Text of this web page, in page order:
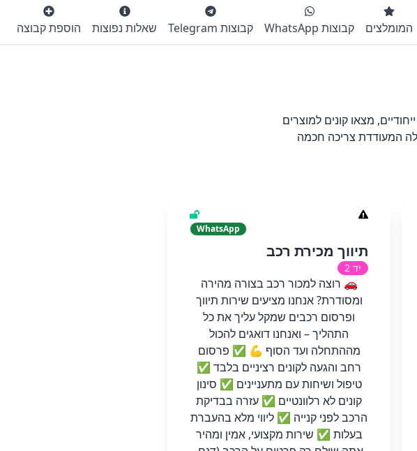
המומלצים קבוצות WhatsApp קבוצות Telegram שאלות נפוצות הוספת קבוצה
מצאו קונים למוצרים
המעודדת צריכה חכמה
WhatsApp
תיווך מכירת רכב
יד 2
🚗 רוצה למכור רכב בצורה מהירה
ומסודרת? אנחנו מציעים שירות תיווך
ופרסום רכבים שמקל עליך את כל
התהליך – ואנחנו דואגים להכול
מההתחלה ועד הסוף 💪 ✅ פרסום
רחב והגעה לקונים רציניים בלבד ✅
טיפול ושיחות עם מתעניינים ✅ סינון
קונים לא רלוונטיים ✅ עזרה בבדיקת
הרכב לפני קנייה ✅ ליווי מלא בהעברת
בעלות ✅ שירות מקצועי, אמין ומהיר